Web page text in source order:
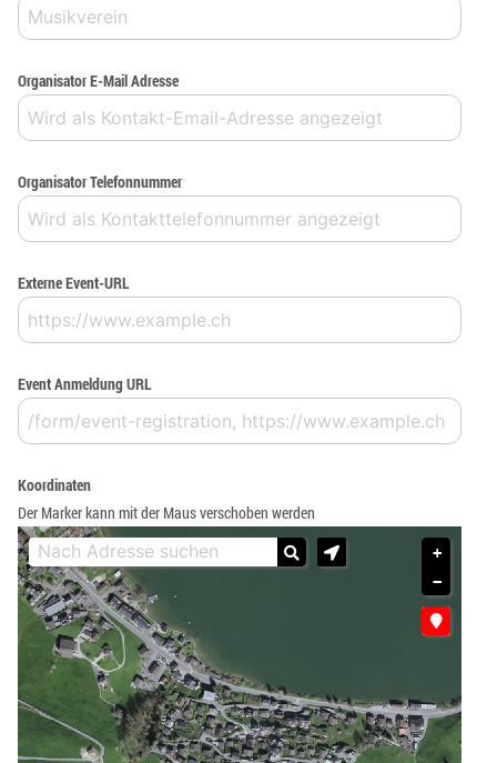
Organisator E-Mail Adresse
Organisator Telefonnummer
Externe Event-URL
Event Anmeldung URL
Koordinaten
Der Marker kann mit der Maus verschoben werden
+
−